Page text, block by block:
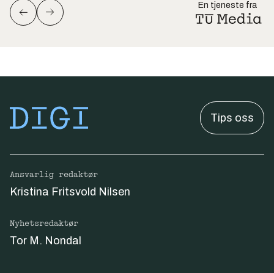
En tjeneste fra
Tips oss
Ansvarlig redaktør
Kristina Fritsvold Nilsen
Nyhetsredaktør
Tor M. Nondal